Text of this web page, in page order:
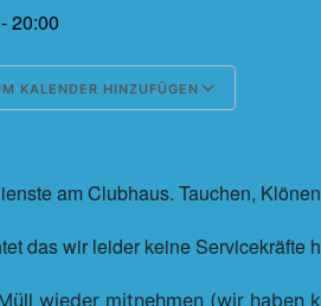
20:00
KALENDER HINZUFÜGEN
am Clubhaus. Tauchen,
das wir leider keine Servicekräfte
wieder mitnehmen (wir haben